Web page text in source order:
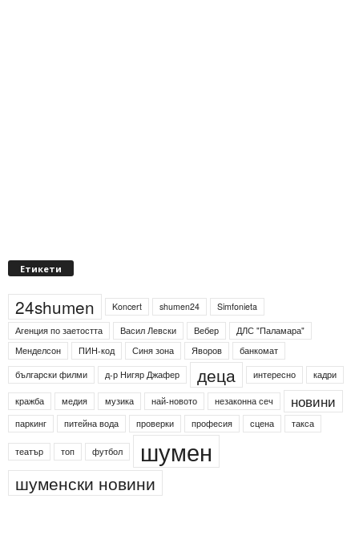
Етикети
24shumen Koncert shumen24
Simfonieta
Агенция по заетостта
Васил Левски Вебер
ДЛС "Паламара"
Менделсон
ПИН-код Синя зона Яворов
банкомат
български филми
д-р Нигяр Джафер деца интересно кадри
кражба медия музика най-новото незаконна сеч новини
паркинг питейна вода проверки професия сцена такса
театър топ футбол шумен
шуменски новини